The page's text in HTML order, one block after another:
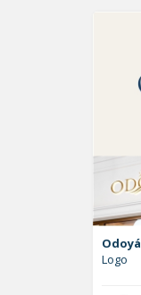
Odoyá
Logo